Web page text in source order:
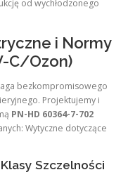
od wychłodzonego
i Normy
C/Ozon)
bezkompromisowego
Projektujemy i
PN-HD 60364-7-702
Wytyczne dotyczące
Szczelności